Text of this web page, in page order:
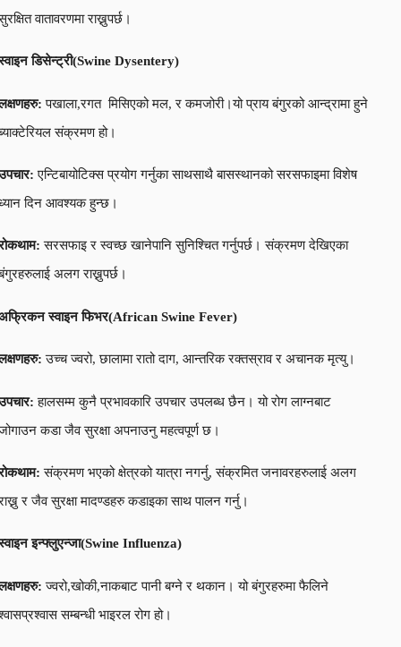
वातावरणमा राख्नुपर्छ।
डिसेन्ट्री(Swine Dysentery)
पखाला,रगत मिसिएको मल, र कमजोरी।यो प्राय बंगुरको आन्द्रामा हुने
संक्रमण हो।
एन्टिबायोटिक्स प्रयोग गर्नुका साथसाथै बासस्थानको सरसफाइमा विशेष
दिन आवश्यक हुन्छ।
सरसफाइ र स्वच्छ खानेपानि सुनिश्चित गर्नुपर्छ। संक्रमण देखिएका
अलग राख्नुपर्छ।
स्वाइन फिभर(African Swine Fever)
उच्च ज्वरो, छालामा रातो दाग, आन्तरिक रक्तस्राव र अचानक मृत्यु।
हालसम्म कुनै प्रभावकारि उपचार उपलब्ध छैन। यो रोग लाग्नबाट
कडा जैव सुरक्षा अपनाउनु महत्वपूर्ण छ।
संक्रमण भएको क्षेत्रको यात्रा नगर्नु, संक्रमित जनावरहरुलाई अलग
र जैव सुरक्षा मादण्डहरु कडाइका साथ पालन गर्नु।
इन्फ्लुएन्जा(Swine Influenza)
ज्वरो,खोकी,नाकबाट पानी बग्ने र थकान। यो बंगुरहरुमा फैलिने
सम्बन्धी भाइरल रोग हो।